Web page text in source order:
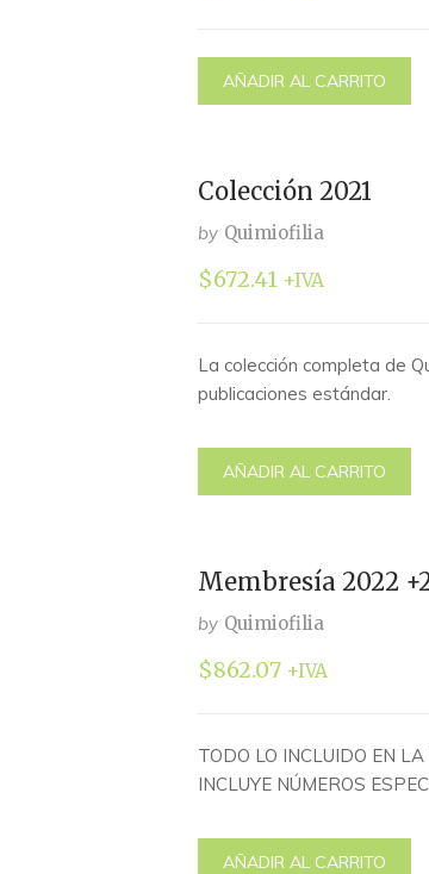
AÑADIR AL CARRITO
Colección 2021
by Quimiofilia
$672.41 +IVA
La colección completa de
publicaciones estándar.
AÑADIR AL CARRITO
Membresía 2022
by Quimiofilia
$862.07 +IVA
TODO LO INCLUIDO EN
INCLUYE NÚMEROS
AÑADIR AL CARRITO